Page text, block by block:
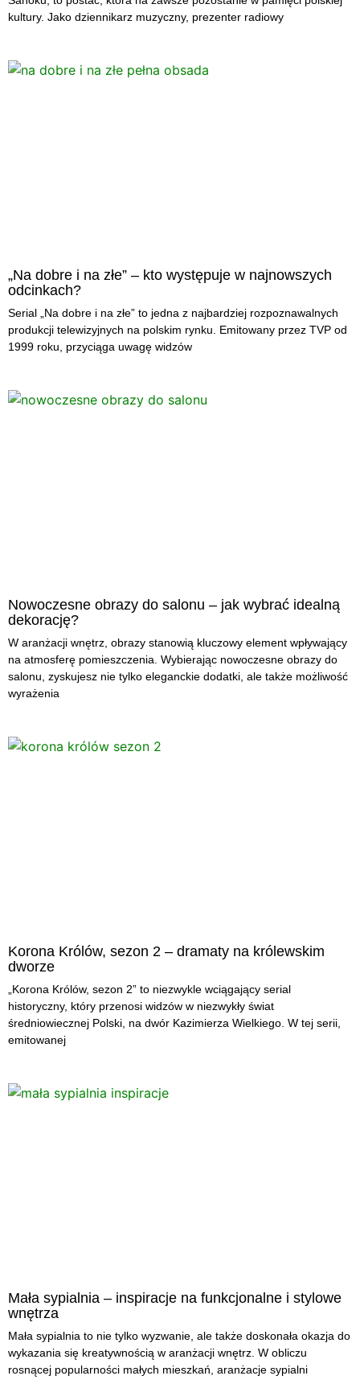
kultury. Jako dziennikarz muzyczny, prezenter radiowy
„Na dobre i na złe” – kto występuje w najnowszych
odcinkach?
Serial „Na dobre i na złe” to jedna z najbardziej rozpoznawalnych
produkcji telewizyjnych na polskim rynku. Emitowany przez TVP od
1999 roku, przyciąga uwagę widzów
Nowoczesne obrazy do salonu – jak wybrać idealną
dekorację?
W aranżacji wnętrz, obrazy stanowią kluczowy element wpływający
na atmosferę pomieszczenia. Wybierając nowoczesne obrazy do
salonu, zyskujesz nie tylko eleganckie dodatki, ale także możliwość
wyrażenia
Korona Królów, sezon 2 – dramaty na królewskim
dworze
„Korona Królów, sezon 2” to niezwykle wciągający serial
historyczny, który przenosi widzów w niezwykły świat
średniowiecznej Polski, na dwór Kazimierza Wielkiego. W tej serii,
emitowanej
Mała sypialnia – inspiracje na funkcjonalne i stylowe
wnętrza
Mała sypialnia to nie tylko wyzwanie, ale także doskonała okazja do
wykazania się kreatywnością w aranżacji wnętrz. W obliczu
rosnącej popularności małych mieszkań, aranżacje sypialni